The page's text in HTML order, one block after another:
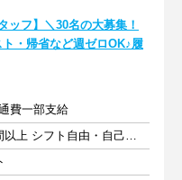
ッフ】＼30名の大募集！
・帰省など週ゼロOK♪履
費一部支給
週1日以上 1日4時間以上 シフト自由・自己申告